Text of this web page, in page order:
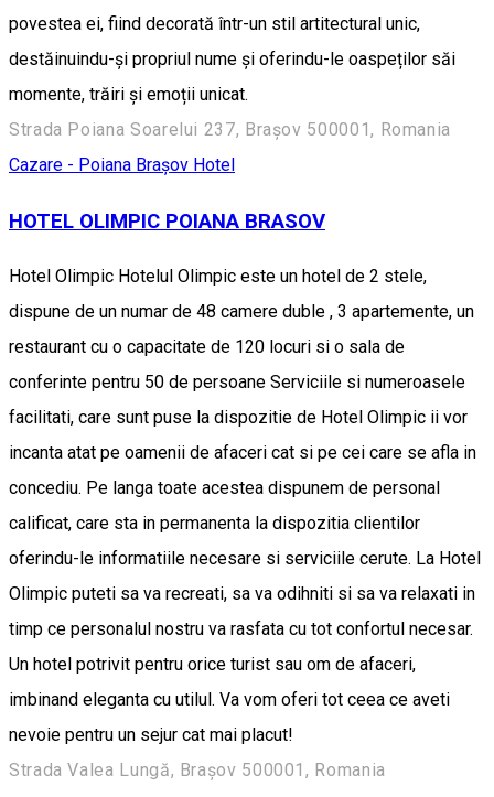
povestea ei, fiind decorată într-un stil artitectural unic,
destăinuindu-și propriul nume și oferindu-le oaspeților săi
momente, trăiri și emoții unicat.
Strada Poiana Soarelui 237, Brașov 500001, Romania
Cazare - Poiana Brașov Hotel
HOTEL OLIMPIC POIANA BRASOV
Hotel Olimpic Hotelul Olimpic este un hotel de 2 stele,
dispune de un numar de 48 camere duble , 3 apartemente, un
restaurant cu o capacitate de 120 locuri si o sala de
conferinte pentru 50 de persoane Serviciile si numeroasele
facilitati, care sunt puse la dispozitie de Hotel Olimpic ii vor
incanta atat pe oamenii de afaceri cat si pe cei care se afla in
concediu. Pe langa toate acestea dispunem de personal
calificat, care sta in permanenta la dispozitia clientilor
oferindu-le informatiile necesare si serviciile cerute. La Hotel
Olimpic puteti sa va recreati, sa va odihniti si sa va relaxati in
timp ce personalul nostru va rasfata cu tot confortul necesar.
Un hotel potrivit pentru orice turist sau om de afaceri,
imbinand eleganta cu utilul. Va vom oferi tot ceea ce aveti
nevoie pentru un sejur cat mai placut!
Strada Valea Lungă, Brașov 500001, Romania